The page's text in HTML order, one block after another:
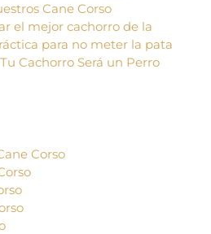
Cane Corso
el mejor cachorro de la
para no meter la pata
Cachorro Será un Perro
Corso